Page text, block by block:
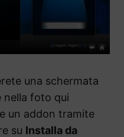
una schermata
nella foto qui
un addon tramite
su Installa da